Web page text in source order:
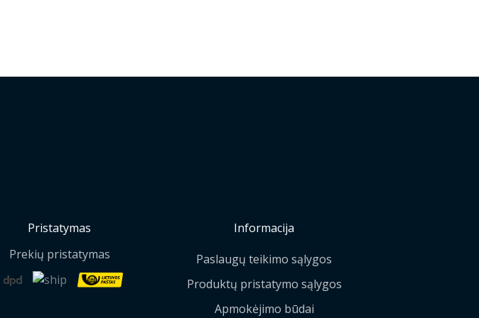
Pristatymas
Prekių pristatymas
Informacija
Paslaugų teikimo sąlygos
Produktų pristatymo sąlygos
Apmokėjimo būdai